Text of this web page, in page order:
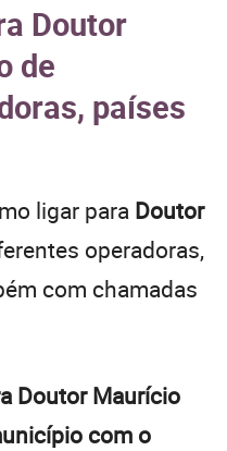
Doutor
de
países
ligar para Doutor
operadoras,
com chamadas
Doutor Maurício
com o